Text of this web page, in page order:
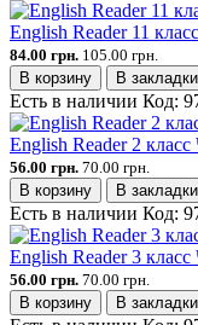
English Reader 11
84.00 грн. 105.00 грн.
В корзину
В закладки
Есть в наличии Код:
English Reader 2
56.00 грн. 70.00 грн.
В корзину
В закладки
Есть в наличии Код:
English Reader 3
56.00 грн. 70.00 грн.
В корзину
В закладки